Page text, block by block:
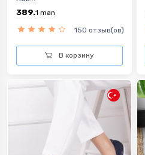
389.1 man
150 отзыв(ов)
В корзину